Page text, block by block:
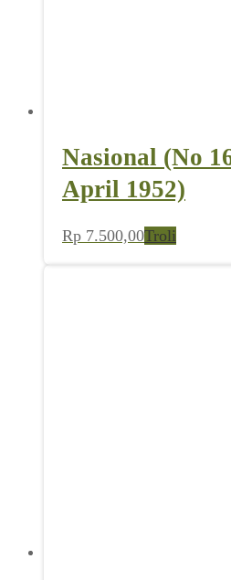
Nasional (No
April 1952)
Rp 7.500,00Troli